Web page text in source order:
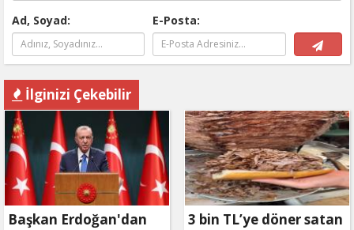
Ad, Soyad: E-Posta:
İlginizi Çekebilir
Başkan Erdoğan'dan
3 bin TL’ye döner satan